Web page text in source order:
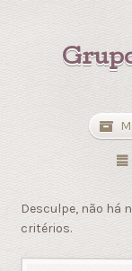
Desculpe, não há
critérios.